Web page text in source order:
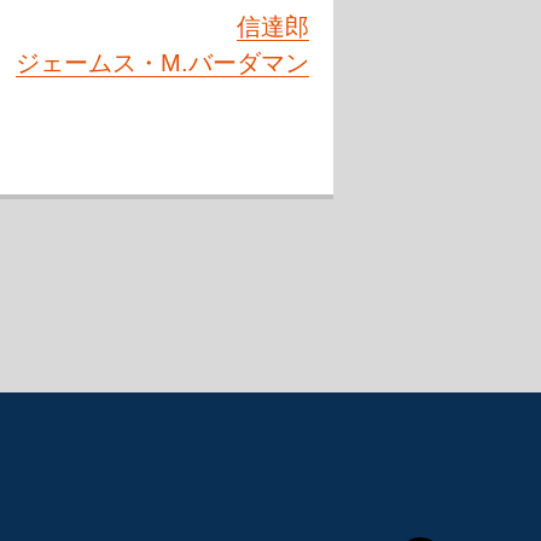
信達郎
ジェームス・M.バーダマン